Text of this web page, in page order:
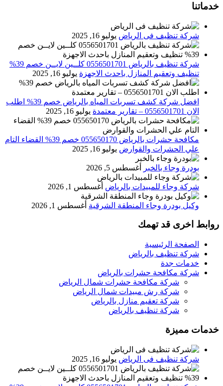
خدماتنا
شركة تنظيف فى الرياض يوليو 16, 2025
شركة تنظيف بالرياض 0556501701 كلــين لايــن خصم 39%
تنظيف وتعقيم المنازل باحدث الاجهزة يوليو 16, 2025
افضل شركة كشف تسربات المياه بالرياض خصم 39% اطلب
الان 0556501701‬‏ – تقارير معتمدة
يوليو 16, 2025
مكافحة حشرات بالرياض 055650170 خصم 39% القضاء التام
علي الحشرات والقوارض يوليو 16, 2025
بودرة وجاء بالخبر أغسطس 5, 2026
شركة وجاء للمبيدات بالرياض أغسطس 1, 2026
وكيل بودرة وجاء المنطقة الشرقية أغسطس 1, 2026
روابط اخرى قد تهمك
الصفحة الرئيسية
شركة تنظيف بالرياض
خدمات جدة
شركة مكافحة حشرات بالرياض
شركة مكافحة حشرات شمال الرياض
شركة رش مبيدات شمال الرياض
شركة تعقيم منازل بالرياض
شركة تنظيف بالرياض
خدمات مميزة
شركة تنظيف فى الرياض يوليو 16, 2025